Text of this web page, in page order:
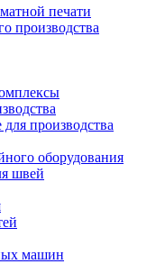
печати
производства
производства
оборудования
швей
машин